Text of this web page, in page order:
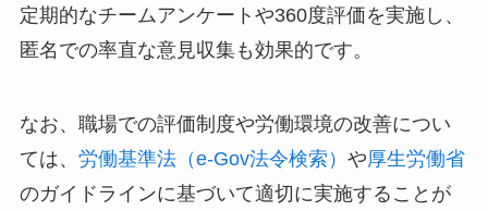
定期的なチームアンケートや360度評価を実施し、
匿名での率直な意見収集も効果的です。
なお、職場での評価制度や労働環境の改善につい
ては、 労働基準法（e-Gov法令検索） や厚生労働省
のガイドラインに基づいて適切に実施することが